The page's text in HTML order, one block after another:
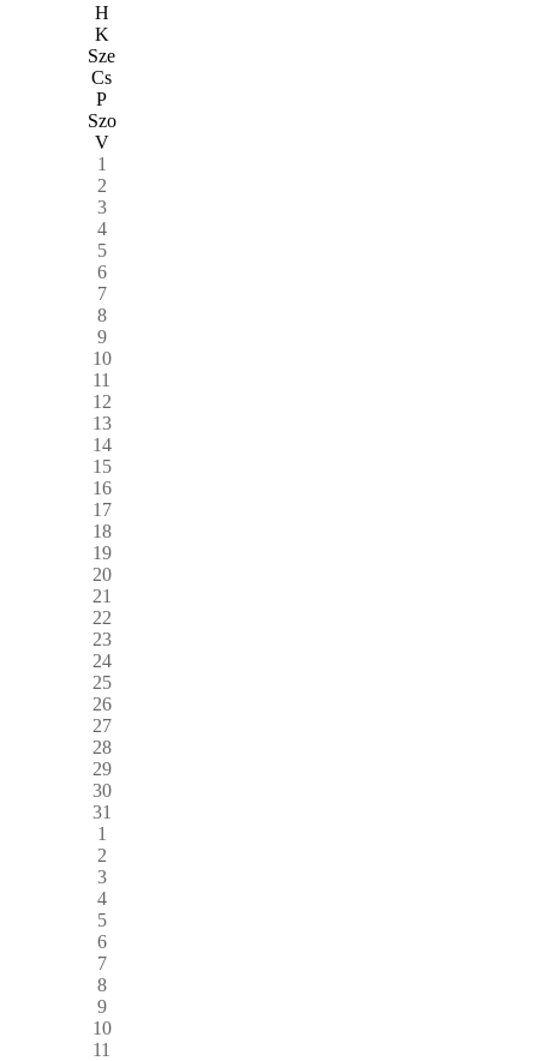
H
K
Sze
Cs
P
Szo
V
1
2
3
4
5
6
7
8
9
10
11
12
13
14
15
16
17
18
19
20
21
22
23
24
25
26
27
28
29
30
31
1
2
3
4
5
6
7
8
9
10
11